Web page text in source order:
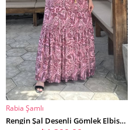
SEPETE EKLE
Rabia Şamlı
Rengin Şal Desenli Gömlek Elbise Fuşya